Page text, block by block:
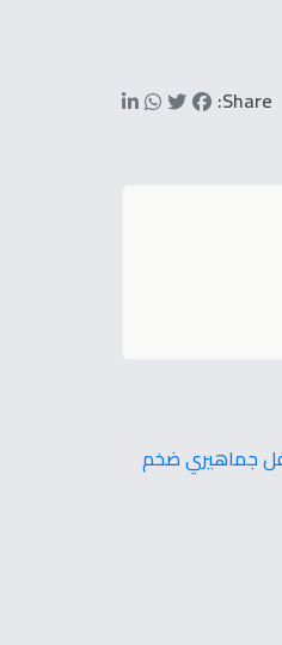
Share:
رضا‭ ‬البحراوي‭ ‬يشعل‭ ‬أجواء‭ ‬الصيف‭ ‬بحفل‭ ‬جماهيري‭ ‬ضخم‭